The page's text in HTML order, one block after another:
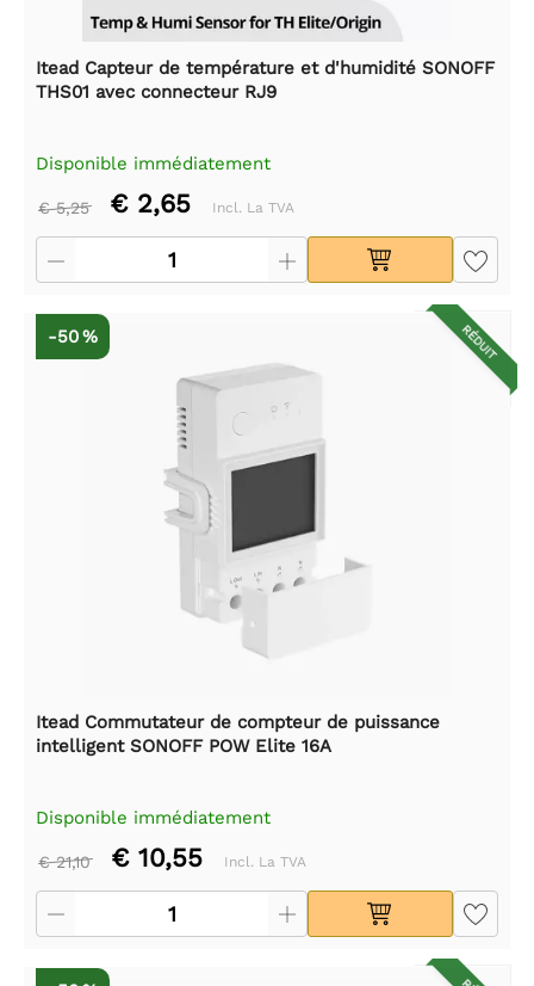
Itead Capteur de température et d'humidité SONOFF
THS01 avec connecteur RJ9
Disponible immédiatement
€ 5,25 € 2,65 Incl. La TVA
RÉDUIT
-50 %
Itead Commutateur de compteur de puissance
intelligent SONOFF POW Elite 16A
Disponible immédiatement
€ 21,10 € 10,55 Incl. La TVA